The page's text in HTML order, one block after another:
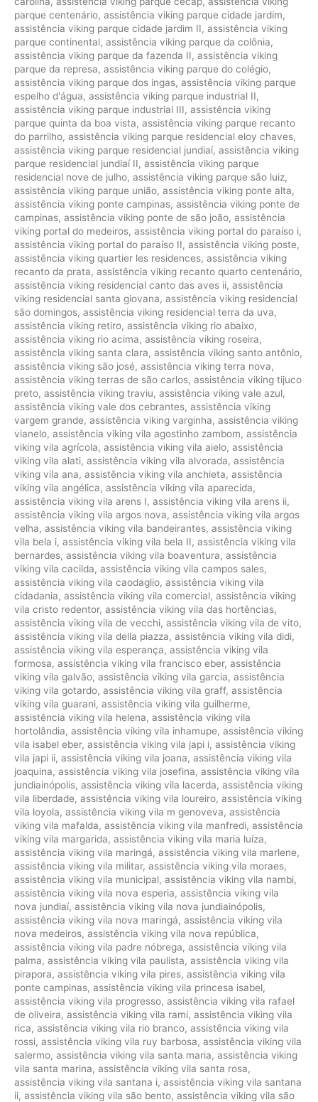
parque centenário, assistência viking parque cidade jardim,
assistência viking parque cidade jardim II, assistência viking
parque continental, assistência viking parque da colônia,
assistência viking parque da fazenda II, assistência viking
parque da represa, assistência viking parque do colégio,
assistência viking parque dos ingas, assistência viking parque
espelho d'água, assistência viking parque industrial II,
assistência viking parque industrial III, assistência viking
parque quinta da boa vista, assistência viking parque recanto
do parrilho, assistência viking parque residencial eloy chaves,
assistência viking parque residencial jundiaí, assistência viking
parque residencial jundiaí II, assistência viking parque
residencial nove de julho, assistência viking parque são luiz,
assistência viking parque união, assistência viking ponte alta,
assistência viking ponte campinas, assistência viking ponte de
campinas, assistência viking ponte de são joão, assistência
viking portal do medeiros, assistência viking portal do paraíso i,
assistência viking portal do paraíso II, assistência viking poste,
assistência viking quartier les residences, assistência viking
recanto da prata, assistência viking recanto quarto centenário,
assistência viking residencial canto das aves ii, assistência
viking residencial santa giovana, assistência viking residencial
são domingos, assistência viking residencial terra da uva,
assistência viking retiro, assistência viking rio abaixo,
assistência viking rio acima, assistência viking roseira,
assistência viking santa clara, assistência viking santo antônio,
assistência viking são josé, assistência viking terra nova,
assistência viking terras de são carlos, assistência viking tijuco
preto, assistência viking traviu, assistência viking vale azul,
assistência viking vale dos cebrantes, assistência viking
vargem grande, assistência viking varginha, assistência viking
vianelo, assistência viking vila agostinho zambom, assistência
viking vila agrícola, assistência viking vila aielo, assistência
viking vila alati, assistência viking vila alvorada, assistência
viking vila ana, assistência viking vila anchieta, assistência
viking vila angélica, assistência viking vila aparecida,
assistência viking vila arens I, assistência viking vila arens ii,
assistência viking vila argos nova, assistência viking vila argos
velha, assistência viking vila bandeirantes, assistência viking
vila bela i, assistência viking vila bela II, assistência viking vila
bernardes, assistência viking vila boaventura, assistência
viking vila cacilda, assistência viking vila campos sales,
assistência viking vila caodaglio, assistência viking vila
cidadania, assistência viking vila comercial, assistência viking
vila cristo redentor, assistência viking vila das hortências,
assistência viking vila de vecchi, assistência viking vila de vito,
assistência viking vila della piazza, assistência viking vila didi,
assistência viking vila esperança, assistência viking vila
formosa, assistência viking vila francisco eber, assistência
viking vila galvão, assistência viking vila garcia, assistência
viking vila gotardo, assistência viking vila graff, assistência
viking vila guarani, assistência viking vila guilherme,
assistência viking vila helena, assistência viking vila
hortolândia, assistência viking vila inhamupe, assistência viking
vila isabel eber, assistência viking vila japi i, assistência viking
vila japi ii, assistência viking vila joana, assistência viking vila
joaquina, assistência viking vila josefina, assistência viking vila
jundiainópolis, assistência viking vila lacerda, assistência viking
vila liberdade, assistência viking vila loureiro, assistência viking
vila loyola, assistência viking vila m genoveva, assistência
viking vila mafalda, assistência viking vila manfredi, assistência
viking vila margarida, assistência viking vila maria luíza,
assistência viking vila maringá, assistência viking vila marlene,
assistência viking vila militar, assistência viking vila moraes,
assistência viking vila municipal, assistência viking vila nambi,
assistência viking vila nova esperia, assistência viking vila
nova jundiaí, assistência viking vila nova jundiainópolis,
assistência viking vila nova maringá, assistência viking vila
nova medeiros, assistência viking vila nova república,
assistência viking vila padre nóbrega, assistência viking vila
palma, assistência viking vila paulista, assistência viking vila
pirapora, assistência viking vila pires, assistência viking vila
ponte campinas, assistência viking vila princesa isabel,
assistência viking vila progresso, assistência viking vila rafael
de oliveira, assistência viking vila rami, assistência viking vila
rica, assistência viking vila rio branco, assistência viking vila
rossi, assistência viking vila ruy barbosa, assistência viking vila
salermo, assistência viking vila santa maria, assistência viking
vila santa marina, assistência viking vila santa rosa,
assistência viking vila santana i, assistência viking vila santana
ii, assistência viking vila são bento, assistência viking vila são